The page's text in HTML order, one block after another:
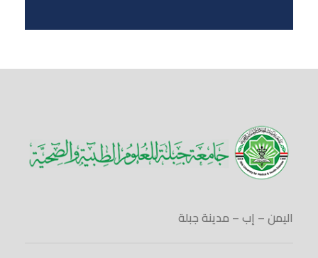
اليمن – إب – مدينة جبلة